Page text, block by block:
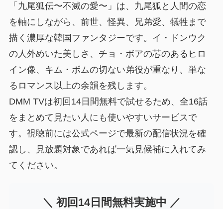
「九尾狐伝〜不滅の愛〜」は、九尾狐と人間の恋
を軸にしながら、前世、怪異、兄弟愛、犠牲まで
描く濃厚な韓国ファンタジーです。イ・ドンウク
の人外めいた美しさ、チョ・ボアの芯のあるヒロ
イン像、キム・ボムの切ない弟役が重なり、単な
るロマンス以上の余韻を残します。
DMM TVは初回14日間無料で試せるため、全16話
をまとめて見たい人にも使いやすいサービスで
す。視聴前には公式ページで最新の配信状況を確
認し、見放題対象であれば一気見候補に入れてみ
てください。
＼ 初回14日間無料実施中 ／